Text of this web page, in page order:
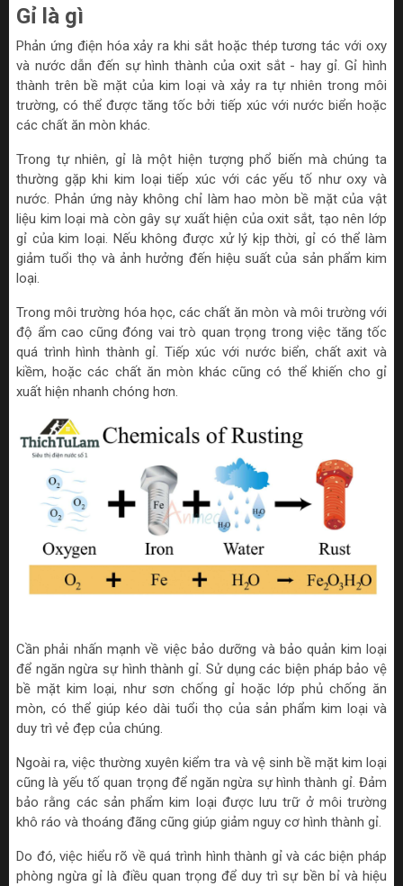
Gỉ là gì
Phản ứng điện hóa xảy ra khi sắt hoặc thép tương tác với oxy
và nước dẫn đến sự hình thành của oxit sắt - hay gỉ. Gỉ hình
thành trên bề mặt của kim loại và xảy ra tự nhiên trong môi
trường, có thể được tăng tốc bởi tiếp xúc với nước biển hoặc
các chất ăn mòn khác.
Trong tự nhiên, gỉ là một hiện tượng phổ biến mà chúng ta
thường gặp khi kim loại tiếp xúc với các yếu tố như oxy và
nước. Phản ứng này không chỉ làm hao mòn bề mặt của vật
liệu kim loại mà còn gây sự xuất hiện của oxit sắt, tạo nên lớp
gỉ của kim loại. Nếu không được xử lý kịp thời, gỉ có thể làm
giảm tuổi thọ và ảnh hưởng đến hiệu suất của sản phẩm kim
loại.
Trong môi trường hóa học, các chất ăn mòn và môi trường với
độ ẩm cao cũng đóng vai trò quan trọng trong việc tăng tốc
quá trình hình thành gỉ. Tiếp xúc với nước biển, chất axit và
kiềm, hoặc các chất ăn mòn khác cũng có thể khiến cho gỉ
xuất hiện nhanh chóng hơn.
Cần phải nhấn mạnh về việc bảo dưỡng và bảo quản kim loại
để ngăn ngừa sự hình thành gỉ. Sử dụng các biện pháp bảo vệ
bề mặt kim loại, như sơn chống gỉ hoặc lớp phủ chống ăn
mòn, có thể giúp kéo dài tuổi thọ của sản phẩm kim loại và
duy trì vẻ đẹp của chúng.
Ngoài ra, việc thường xuyên kiểm tra và vệ sinh bề mặt kim loại
cũng là yếu tố quan trọng để ngăn ngừa sự hình thành gỉ. Đảm
bảo rằng các sản phẩm kim loại được lưu trữ ở môi trường
khô ráo và thoáng đãng cũng giúp giảm nguy cơ hình thành gỉ.
Do đó, việc hiểu rõ về quá trình hình thành gỉ và các biện pháp
phòng ngừa gỉ là điều quan trọng để duy trì sự bền bỉ và hiệu